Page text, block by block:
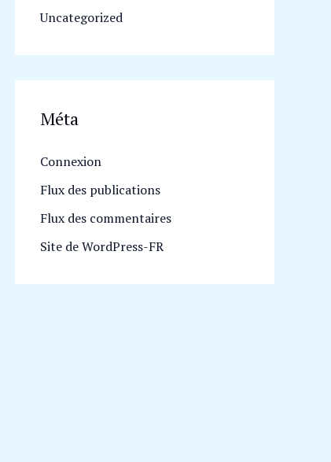
Uncategorized
Méta
Connexion
Flux des publications
Flux des commentaires
Site de WordPress-FR